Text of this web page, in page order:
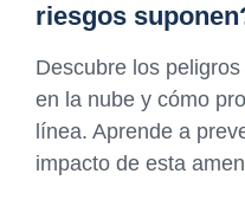
riesgos
Descubre los
en la nube y cómo
línea. Aprende a
impacto de esta